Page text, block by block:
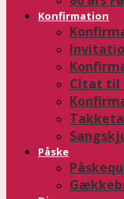
Konfirmation
Citat til
Påske